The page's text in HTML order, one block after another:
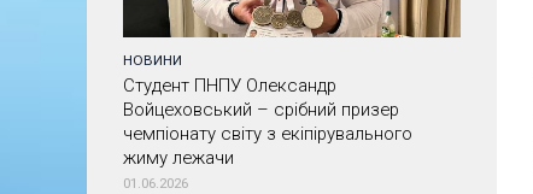
НОВИНИ
Студент ПНПУ Олександр
Войцеховський – срібний призер
чемпіонату світу з екіпірувального
жиму лежачи
01.06.2026